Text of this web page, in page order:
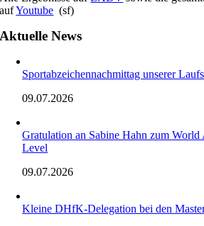
aufYoutube (sf)
Aktuelle News
Sportabzeichennachmittag unserer
09.07.2026
Gratulation an Sabine Hahn zum World
Level
09.07.2026
Kleine DHfK-Delegation bei den